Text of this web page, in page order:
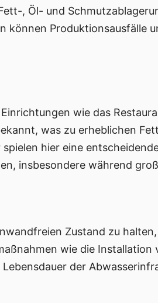
, Öl- und
können Produktionsausfälle
wie das
was zu erheblichen
hier eine
insbesondere während
Zustand zu
wie die Installation
der